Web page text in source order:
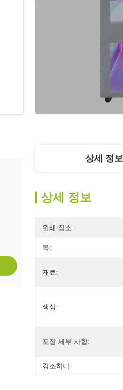
상세 정보
상세 정보
원래 장소:
목:
재료:
색상:
포장 세부 사항:
강조하다: